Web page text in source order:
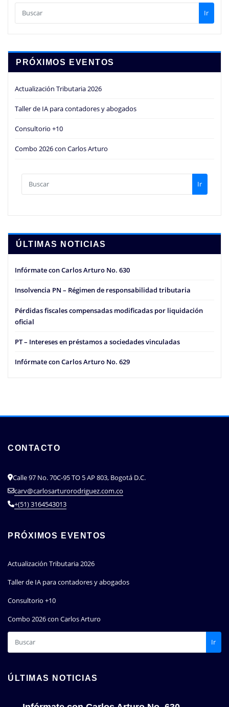
Ir
PRÓXIMOS EVENTOS
Actualización Tributaria 2026
Taller de IA para contadores y abogados
Consultorio +10
Combo 2026 con Carlos Arturo
Ir
ÚLTIMAS NOTICIAS
Infórmate con Carlos Arturo No. 630
Insolvencia PN – Régimen de responsabilidad tributaria
Pérdidas fiscales compensadas modificadas por liquidación
oficial
PT – Intereses en préstamos a sociedades vinculadas
Infórmate con Carlos Arturo No. 629
CONTACTO
Calle 97 No. 70C-95 TO 5 AP 803, Bogotá D.C.
carv@carlosarturorodriguez.com.co
+(51) 3164543013
PRÓXIMOS EVENTOS
Actualización Tributaria 2026
Taller de IA para contadores y abogados
Consultorio +10
Combo 2026 con Carlos Arturo
Ir
ÚLTIMAS NOTICIAS